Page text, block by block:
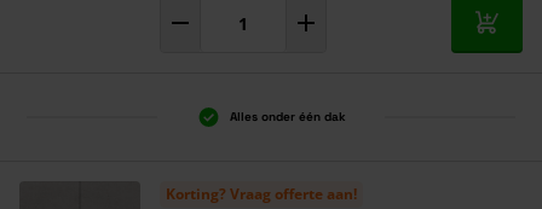
In
Alles onder één dak
Korting? Vraag offerte aan!